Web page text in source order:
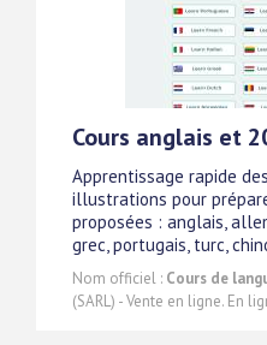
Cours anglais et
Apprentissage rapide
illustrations pour
proposées : anglais,
grec, portugais, turc,
Nom officiel : Cours de
(SARL) - Vente en ligne. En